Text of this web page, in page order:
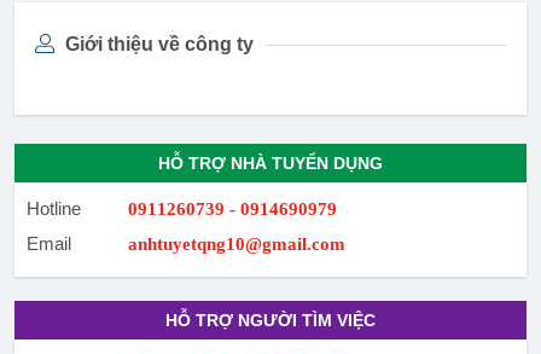
Giới thiệu về công ty
HỖ TRỢ NHÀ TUYỂN DỤNG
Hotline 0911260739 - 0914690979
Email anhtuyetqng10@gmail.com
HỖ TRỢ NGƯỜI TÌM VIỆC